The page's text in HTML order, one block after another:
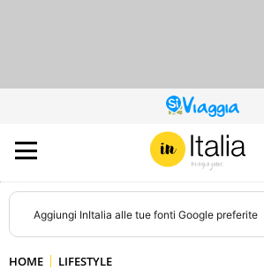
QUESTO
SITO
CONTRIBUISCE
ALL’AUDIENCE
DI
Aggiungi InItalia alle tue fonti Google preferite
HOME LIFESTYLE